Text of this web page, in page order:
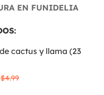
EN FUNIDELIA
cactus y llama (23
$4.99